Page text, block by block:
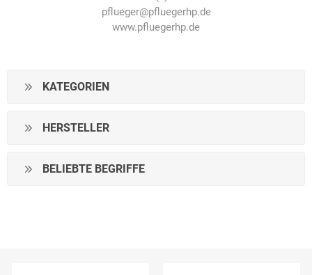
pflueger@pfluegerhp.de
www.pfluegerhp.de
KATEGORIEN
HERSTELLER
BELIEBTE BEGRIFFE